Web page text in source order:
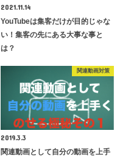
2021.11.14
YouTubeは集客だけが目的じゃな
い！集客の先にある大事な事と
は？
関連動画対策
2019.3.3
関連動画として自分の動画を上手